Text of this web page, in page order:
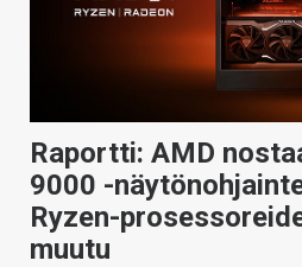
Raportti: AMD
9000 -
Ryzen-
muutu